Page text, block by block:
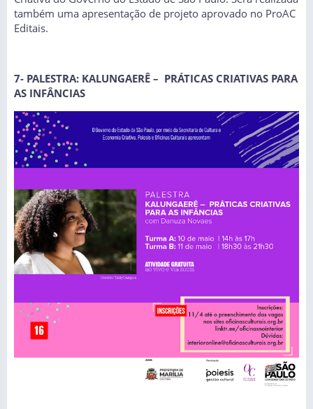
também uma apresentação de projeto aprovado no ProAC
Editais.
7- PALESTRA: KALUNGAERÊ – PRÁTICAS CRIATIVAS PARA
AS INFÂNCIAS